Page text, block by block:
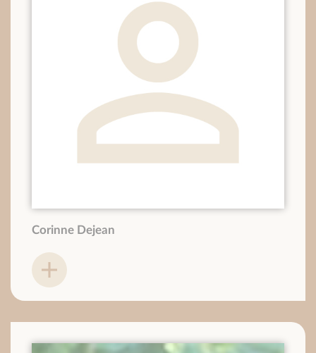
Corinne Dejean